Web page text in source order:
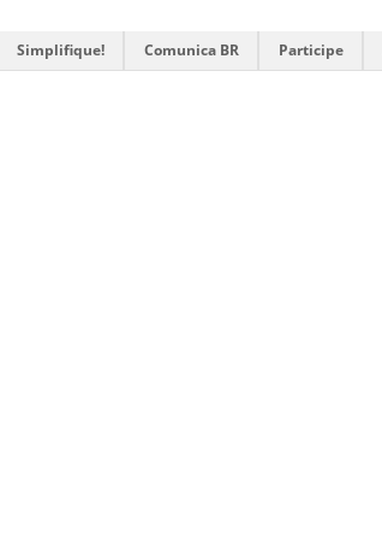
Simplifique! Comunica BR Participe